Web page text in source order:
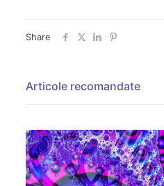
Share
Articole recomandate